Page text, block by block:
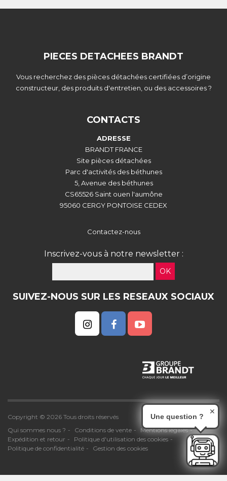
PIECES DETACHEES BRANDT
Vous recherchez des pièces détachées certifiées d’origine
constructeur, des produits d'entretien, ou des accessoires ?
CONTACTS
ADRESSE
BRANDT FRANCE
Site pièces détachées
Parc d'activités des béthunes
5, Avenue des béthunes
CS65526 Saint ouen l'aumône
95060 CERGY PONTOISE CEDEX
Contactez-nous
Inscrivez-vous à notre newsletter :
OK
SUIVEZ-NOUS SUR LES RESEAUX SOCIAUX
Copyright © 2026 Tous droits réservés
Qui sommes nous ?
Conditions de vente
Mentions légales
Expédition et retour
Politique d'utilisation des cookies
Politique de confidentialité
Gestion des cookies
Une question ?
✕